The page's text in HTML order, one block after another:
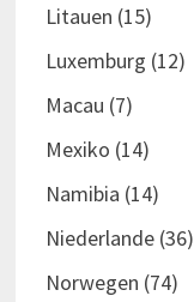
Litauen (15)
Luxemburg (12)
Macau (7)
Mexiko (14)
Namibia (14)
Niederlande(36)
Norwegen (74)